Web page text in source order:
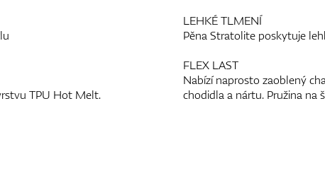
TPU Hot Melt.
LEHKÉ TLMENÍ
Pěna Stratolite poskytuje
FLEX LAST
Nabízí naprosto zaoblený
chodidla a nártu. Pružina